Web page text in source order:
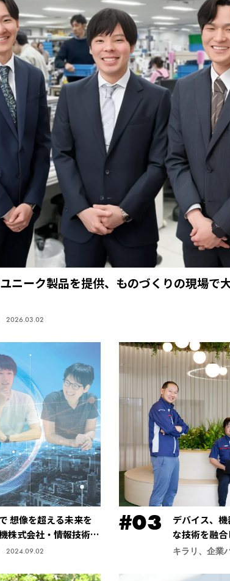
ニーク製品を提供、ものづくりの現場で
2026.03.02
想像を超える未来を
株式会社・情報技術総
2024.09.02
デバイス、
な技術を融
社・先端技
キラリ、企業